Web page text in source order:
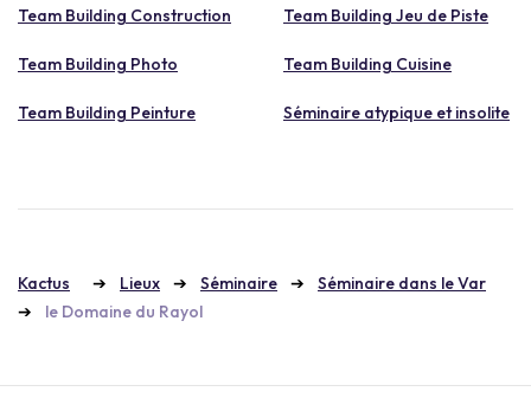
Team Building Construction Team Building Jeu de Piste
Team Building Photo Team Building Cuisine
Team Building Peinture Séminaire atypique et insolite
Kactus Lieux Séminaire
Séminaire dans le Var
le Domaine du Rayol